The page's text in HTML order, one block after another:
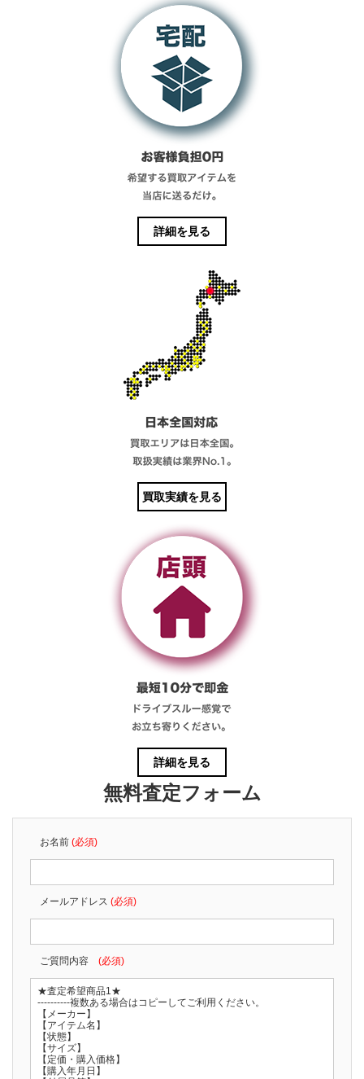
詳細を見る
買取実績を見る
詳細を見る
無料査定フォーム
お名前 (必須)
メールアドレス (必須)
ご質問内容 (必須)